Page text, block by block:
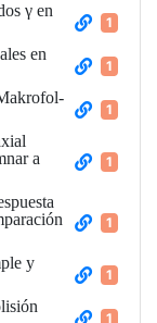
γ en
1
en
1
1
a
1
1
y
1
1